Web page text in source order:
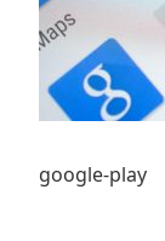
google-play